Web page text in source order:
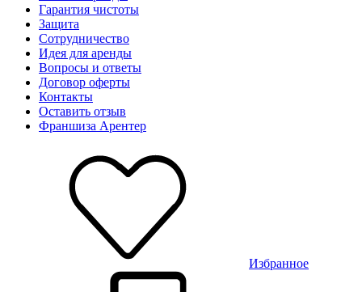
Гарантия чистоты
Защита
Сотрудничество
Идея для аренды
Вопросы и ответы
Договор оферты
Контакты
Оставить отзыв
Франшиза Арентер
Избранное